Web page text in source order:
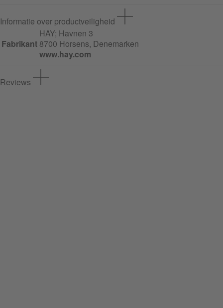
Informatie over productveiligheid
Fabrikant
HAY; Havnen 3
8700 Horsens, Denemarken
www.hay.com
Reviews